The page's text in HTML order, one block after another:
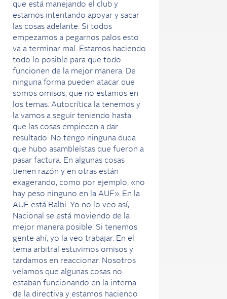
que está manejando el club y
estamos intentando apoyar y sacar
las cosas adelante. Si todos
empezamos a pegarnos palos esto
va a terminar mal. Estamos haciendo
todo lo posible para que todo
funcionen de la mejor manera. De
ninguna forma pueden atacar que
somos omisos, que no estamos en
los temas. Autocrítica la tenemos y
la vamos a seguir teniendo hasta
que las cosas empiecen a dar
resultado. No tengo ninguna duda
que hubo asambleístas que fueron a
pasar factura. En algunas cosas
tienen razón y en otras están
exagerando, como por ejemplo, «no
hay peso ninguno en la AUF». En la
AUF está Balbi. Yo no lo veo así,
Nacional se está moviendo de la
mejor manera posible. Si tenemos
gente ahí, yo la veo trabajar. En el
tema arbitral estuvimos omisos y
tardamos en reaccionar. Nosotros
veíamos que algunas cosas no
estaban funcionando en la interna
de la directiva y estamos haciendo